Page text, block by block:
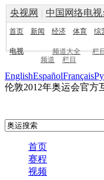
央视网 | 中国网络电视
首页 新闻 经济 体育 综
电视 频道大全 栏
频道
栏目
EnglishEspañolFrançais
伦敦2012年奥运会官方
首页
赛程
视频